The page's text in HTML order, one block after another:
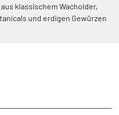
klassischem Wacholder,
und erdigen Gewürzen